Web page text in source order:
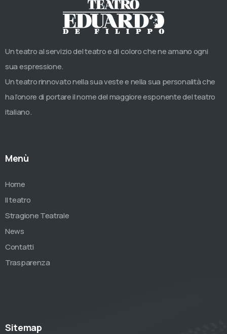
Un teatro al servizio del teatro e di coloro che ne amano ogni
sua espressione.
Un teatro rinnovato nella sua veste e nella sua personalità che
ha l’onore di portare il nome del maggiore esponente del teatro
italiano.
Menù
Home
Il teatro
Stragione Teatrale
News
Contatti
Trasparenza
Sitemap